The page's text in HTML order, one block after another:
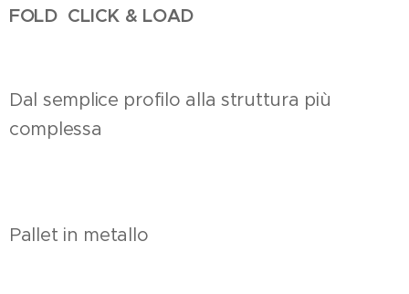
FOLD CLICK & LOAD
Dal semplice profilo alla struttura più
complessa
Pallet in metallo